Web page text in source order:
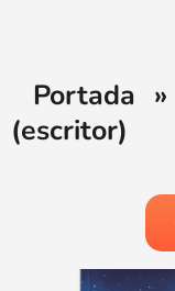
Portada »
(escritor)